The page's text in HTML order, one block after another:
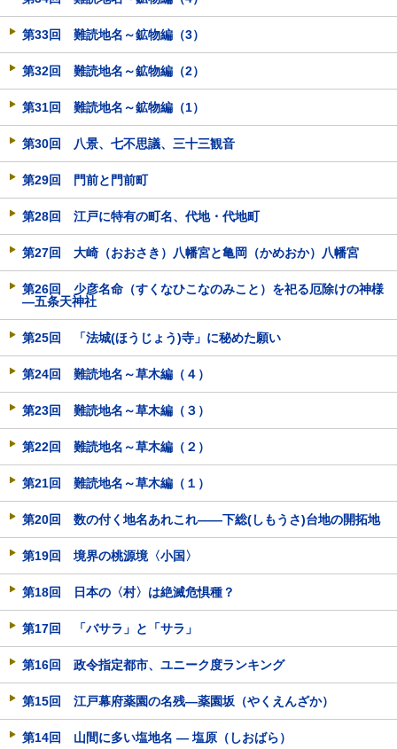
第33回 難読地名～鉱物編（3）
第32回 難読地名～鉱物編（2）
第31回 難読地名～鉱物編（1）
第30回 八景、七不思議、三十三観音
第29回 門前と門前町
第28回 江戸に特有の町名、代地・代地町
第27回 大崎（おおさき）八幡宮と亀岡（かめおか）八幡宮
第26回 少彦名命（すくなひこなのみこと）を祀る厄除けの神様
―五条天神社
第25回 「法城(ほうじょう)寺」に秘めた願い
第24回 難読地名～草木編（４）
第23回 難読地名～草木編（３）
第22回 難読地名～草木編（２）
第21回 難読地名～草木編（１）
第20回 数の付く地名あれこれ――下総(しもうさ)台地の開拓地
第19回 境界の桃源境〈小国〉
第18回 日本の〈村〉は絶滅危惧種？
第17回 「バサラ」と「サラ」
第16回 政令指定都市、ユニーク度ランキング
第15回 江戸幕府薬園の名残―薬園坂（やくえんざか）
第14回 山間に多い塩地名 ― 塩原（しおばら）